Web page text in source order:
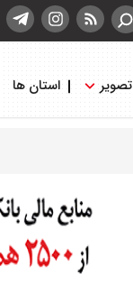
تصویر استان ها